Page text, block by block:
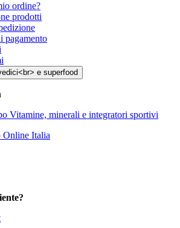
ordine?
prodotti
pagamento
Vitamine, minerali e integratori sportivi